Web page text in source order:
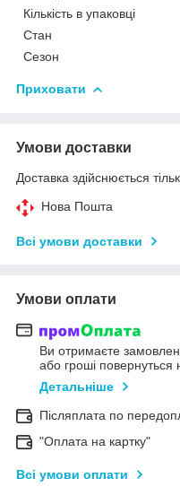
Кількість в упаковці
Стан
Сезон
Приховати
Умови доставки
Доставка здійснюється
Нова Пошта
Всі умови доставки
Умови оплати
Ви отримаєте
або гроші повернуться
Детальніше
Післяплата по
"Оплата на картку"
Всі умови оплати